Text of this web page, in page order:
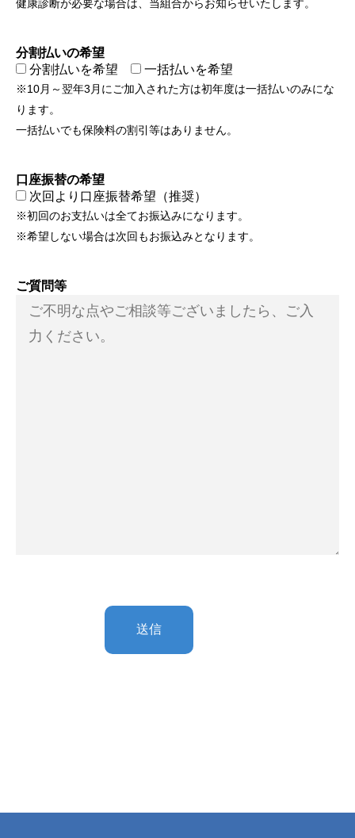
健康診断が必要な場合は、当組合からお知らせいたします。
分割払いの希望
分割払いを希望
一括払いを希望
※10月～翌年3月にご加入された方は初年度は一括払いのみにな
ります。
一括払いでも保険料の割引等はありません。
口座振替の希望
次回より口座振替希望（推奨）
※初回のお支払いは全てお振込みになります。
※希望しない場合は次回もお振込みとなります。
ご質問等